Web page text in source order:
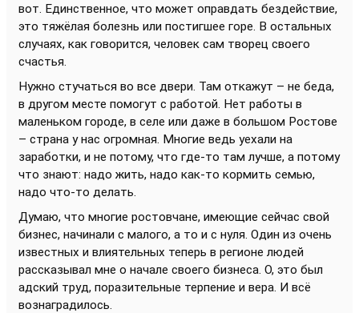
вот. Единственное, что может оправдать бездействие,
это тяжёлая болезнь или постигшее горе. В остальных
случаях, как говорится, человек сам творец своего
счастья.
Нужно стучаться во все двери. Там откажут – не беда,
в другом месте помогут с работой. Нет работы в
маленьком городе, в селе или даже в большом Ростове
– страна у нас огромная. Многие ведь уехали на
заработки, и не потому, что где-то там лучше, а потому
что знают: надо жить, надо как-то кормить семью,
надо что-то делать.
Думаю, что многие ростовчане, имеющие сейчас свой
бизнес, начинали с малого, а то и с нуля. Один из очень
известных и влиятельных теперь в регионе людей
рассказывал мне о начале своего бизнеса. О, это был
адский труд, поразительные терпение и вера. И всё
вознаградилось.